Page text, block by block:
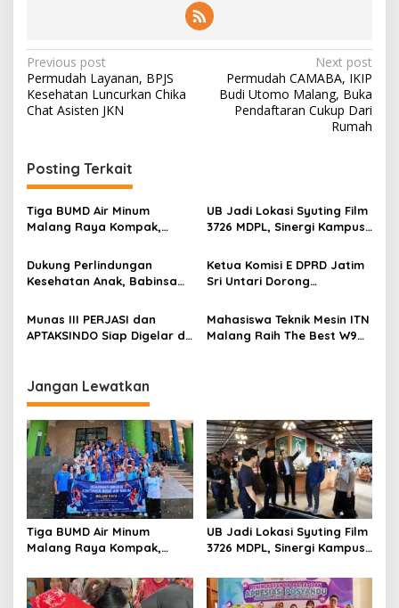
P
o
s
n
a
v
i
g
a
t
i
n
Previous post
Permudah Layanan, BPJS
Kesehatan Luncurkan Chika
Chat Asisten JKN
Next post
Permudah CAMABA, IKIP
Budi Utomo Malang, Buka
Pendaftaran Cukup Dari
Rumah
Posting Terkait
Tiga BUMD Air Minum
Malang Raya Kompak,
Tapi Juga Prestasi
UB Jadi Lokasi Syuting Film
3726 MDPL, Sinergi Kampus
Hadirkan Pengalaman
Nyata bagi Mahasiswa
Dukung Perlindungan
Kesehatan Anak, Babinsa
Imunisasi 2026
Ketua Komisi E DPRD Jatim
Sri Untari Dorong
Posyandu sebagai Garda
Terdepan Layanan
Kesehatan
Munas III PERJASI dan
APTAKSINDO Siap Digelar di
Kelola Organisasi
Mahasiswa Teknik Mesin ITN
Malang Raih The Best W9
Jangan Lewatkan
Tiga BUMD Air Minum
Malang Raya Kompak,
Tapi Juga Prestasi
UB Jadi Lokasi Syuting Film
3726 MDPL, Sinergi Kampus
Hadirkan Pengalaman
Nyata bagi Mahasiswa